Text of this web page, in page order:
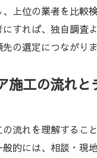
上位の業者を比較
すれば、独自調査
の選定につながりま
施工の流れと
流れを理解するこ
的には、相談・現